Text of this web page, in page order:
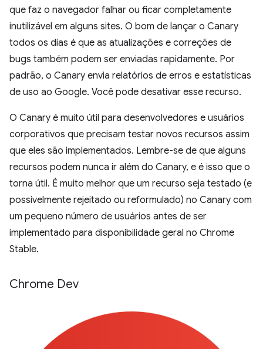
que faz o navegador falhar ou ficar completamente
inutilizável em alguns sites. O bom de lançar o Canary
todos os dias é que as atualizações e correções de
bugs também podem ser enviadas rapidamente. Por
padrão, o Canary envia relatórios de erros e estatísticas
de uso ao Google. Você pode desativar esse recurso.
O Canary é muito útil para desenvolvedores e usuários
corporativos que precisam testar novos recursos assim
que eles são implementados. Lembre-se de que alguns
recursos podem nunca ir além do Canary, e é isso que o
torna útil. É muito melhor que um recurso seja testado (e
possivelmente rejeitado ou reformulado) no Canary com
um pequeno número de usuários antes de ser
implementado para disponibilidade geral no Chrome
Stable.
Chrome Dev